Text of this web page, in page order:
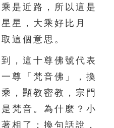
是近路，所以這是
星，大乘好比月
這個意思。
這十尊佛號代表
尊「梵音佛」，換
，顯教密教，宗門
梵音。為什麼？小
相了；換句話說，